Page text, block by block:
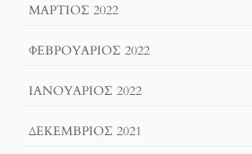
ΜΆΡΤΙΟΣ 2022
ΦΕΒΡΟΥΆΡΙΟΣ 2022
ΙΑΝΟΥΆΡΙΟΣ 2022
ΔΕΚΈΜΒΡΙΟΣ 2021